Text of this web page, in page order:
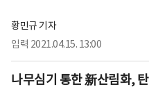
황민규 기자
입력 2021.04.15. 13:00
나무심기 통한 新산림화,